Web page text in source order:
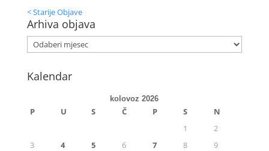
< Starije Objave
Arhiva objava
Kalendar
kolovoz 2026
P U S Č P S
N
1
2
3
4 5 6 7 8
9